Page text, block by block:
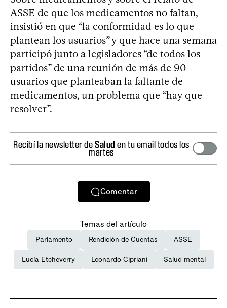
ASSE de que los medicamentos no faltan,
insistió en que “la conformidad es lo que
plantean los usuarios” y que hace una semana
participó junto a legisladores “de todos los
partidos” de una reunión de más de 90
usuarios que planteaban la faltante de
medicamentos, un problema que “hay que
resolver”.
Recibí la newsletter deSalud en tu email todos los
martes
Comentar
Temas del artículo
Parlamento Rendición de Cuentas ASSE
Lucía Etcheverry Leonardo Cipriani Salud mental